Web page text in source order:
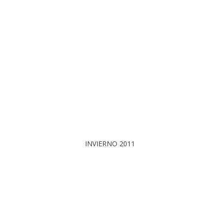
INVIERNO 2011